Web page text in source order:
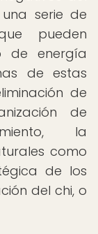
serie de
pueden
de energía
de estas
de
de
la
como
de los
del chi, o